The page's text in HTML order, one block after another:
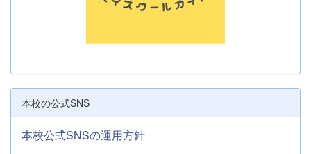
本校の公式SNS
本校公式SNSの運用方針